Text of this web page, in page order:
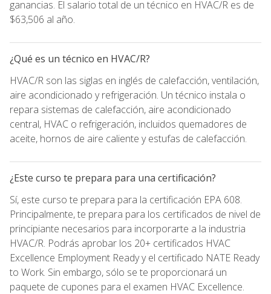
ganancias. El salario total de un técnico en HVAC/R es de
$63,506 al año.
¿Qué es un técnico en HVAC/R?
HVAC/R son las siglas en inglés de calefacción, ventilación,
aire acondicionado y refrigeración. Un técnico instala o
repara sistemas de calefacción, aire acondicionado
central, HVAC o refrigeración, incluidos quemadores de
aceite, hornos de aire caliente y estufas de calefacción.
¿Este curso te prepara para una certificación?
Sí, este curso te prepara para la certificación EPA 608.
Principalmente, te prepara para los certificados de nivel de
principiante necesarios para incorporarte a la industria
HVAC/R. Podrás aprobar los 20+ certificados HVAC
Excellence Employment Ready y el certificado NATE Ready
to Work. Sin embargo, sólo se te proporcionará un
paquete de cupones para el examen HVAC Excellence.